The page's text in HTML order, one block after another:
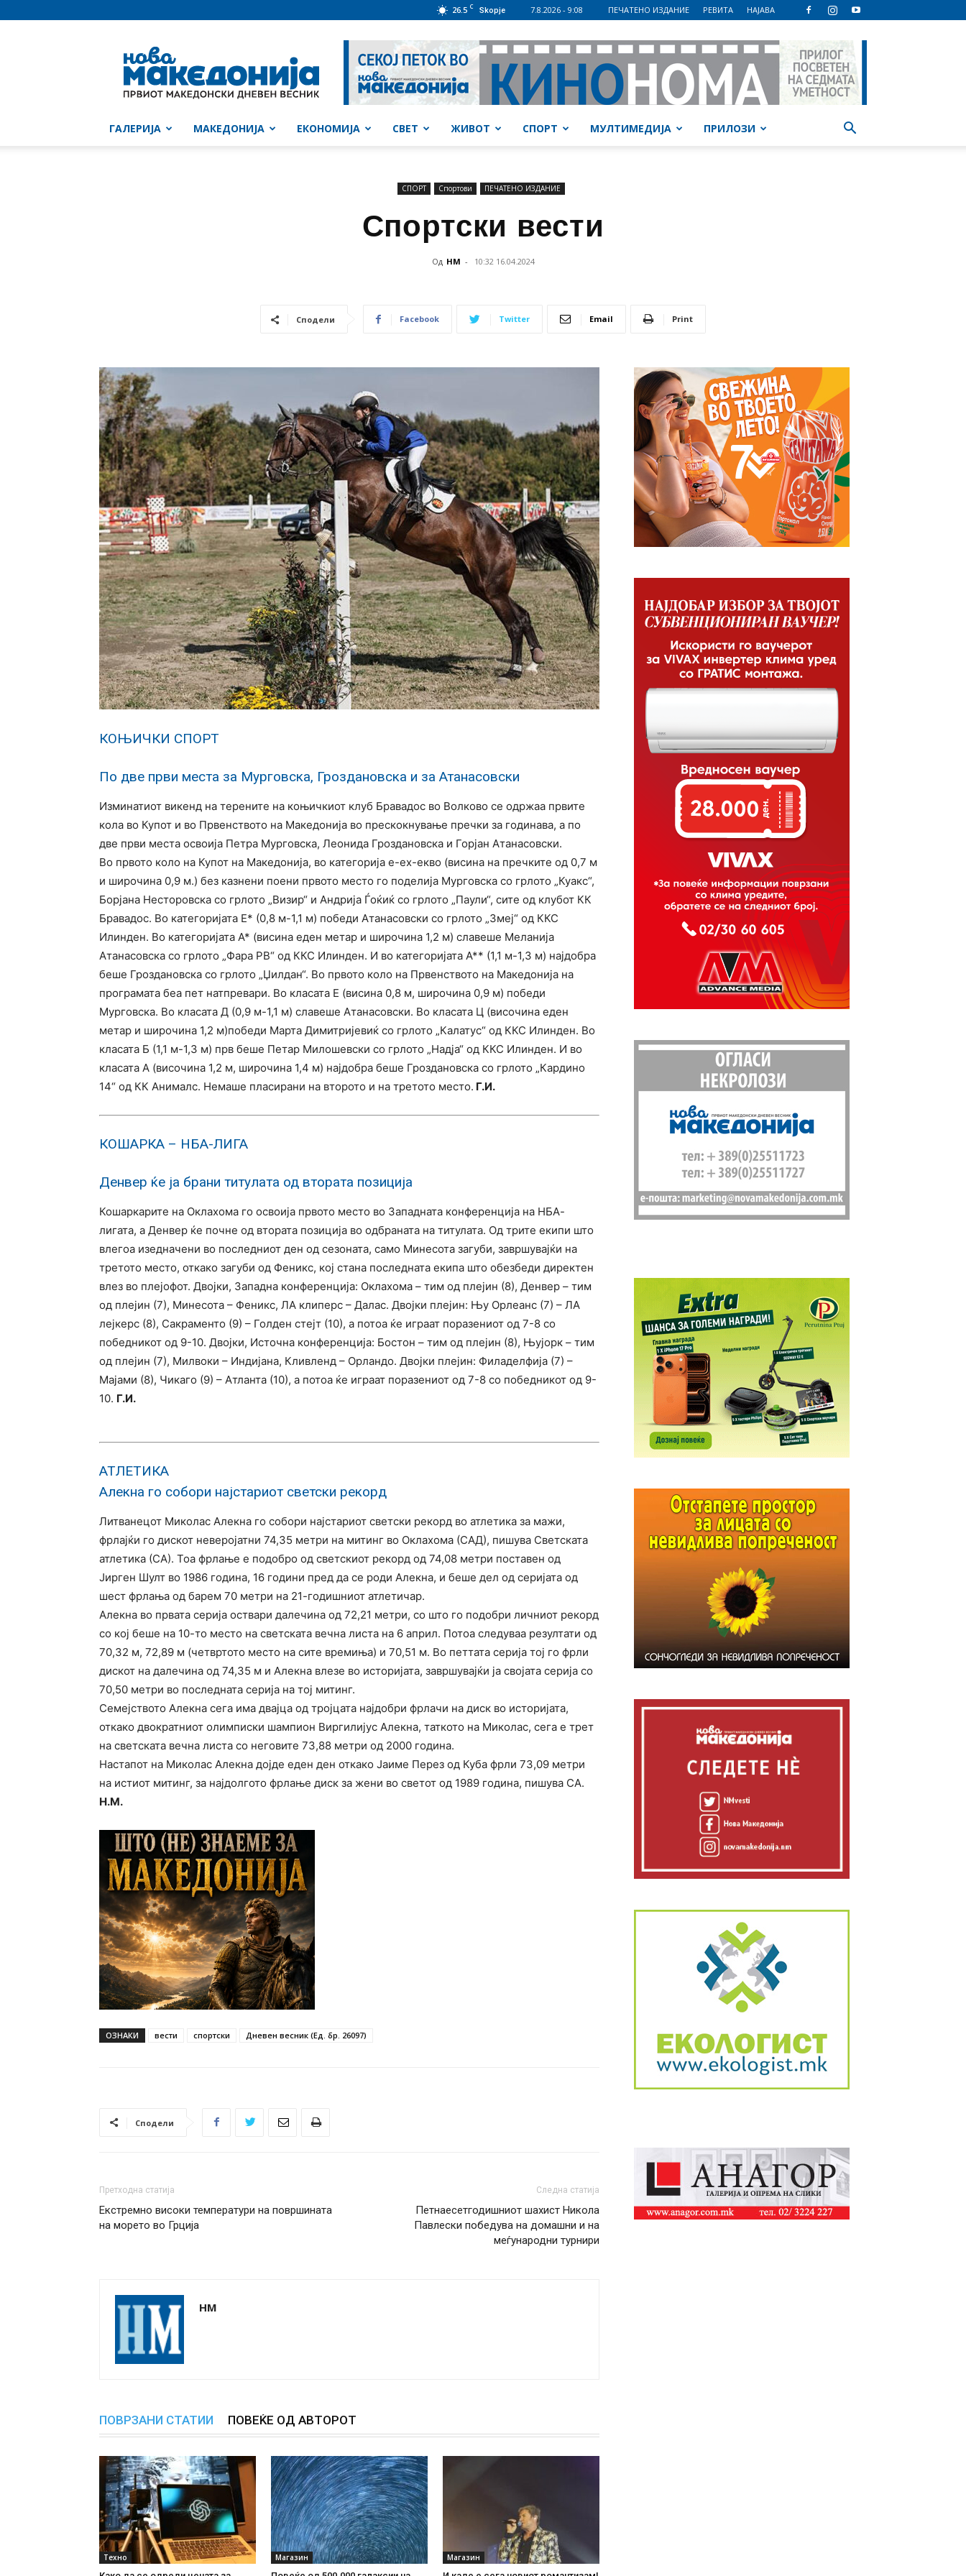
26.5 C Skopje 7.8.2026 - 9:08 ПЕЧАТЕНО ИЗДАНИЕ РЕВИТА НАЈАВА
Македонија
ГАЛЕРИЈА МАКЕДОНИЈА ЕКОНОМИЈА СВЕТ ЖИВОТ СПОРТ МУЛТИМЕДИЈА ПРИЛОЗИ
СПОРТ Спортови ПЕЧАТЕНО ИЗДАНИЕ
Спортски вести
Од НМ - 10:32 16.04.2024
Сподели Facebook Twitter Email Print
КОЊИЧКИ СПОРТ
По две први места за Мурговска, Гроздановска и за Атанасовски
Изминатиот викенд на терените на коњичкиот клуб Бравадос во Волково се одржаа првите
кола во Купот и во Првенството на Македонија во прескокнување пречки за годинава, а по
две први места освоија Петра Мурговска, Леонида Гроздановска и Горјан Атанасовски.
Во првото коло на Купот на Македонија, во категорија е-ех-екво (висина на пречките од 0,7 м
и широчина 0,9 м.) без казнени поени првото место го поделија Мурговска со грлото „Куакс“,
Борјана Несторовска со грлото „Визир“ и Андрија Ѓоќиќ со грлото „Паули“, сите од клубот КК
Бравадос. Во категоријата Е* (0,8 м-1,1 м) победи Атанасовски со грлото „Змеј“ од ККС
Илинден. Во категоријата А* (висина еден метар и широчина 1,2 м) славеше Меланија
Атанасовска со грлото „Фара РВ“ од ККС Илинден. И во категоријата А** (1,1 м-1,3 м) најдобра
беше Гроздановска со грлото „Џилдан“. Во првото коло на Првенството на Македонија на
програмата беа пет натпревари. Во класата Е (висина 0,8 м, широчина 0,9 м) победи
Мурговска. Во класата Д (0,9 м-1,1 м) славеше Атанасовски. Во класата Ц (височина еден
метар и широчина 1,2 м)победи Марта Димитријевиќ со грлото „Калатус“ од ККС Илинден. Во
класата Б (1,1 м-1,3 м) прв беше Петар Милошевски со грлото „Надја“ од ККС Илинден. И во
класата А (височина 1,2 м, широчина 1,4 м) најдобра беше Гроздановска со грлото „Кардино
14“ од КК Анималс. Немаше пласирани на второто и на третото место. Г.И.
КОШАРКА – НБА-ЛИГА
Денвер ќе ја брани титулата од втората позиција
Кошаркарите на Оклахома го освоија првото место во Западната конференција на НБА-
лигата, а Денвер ќе почне од втората позиција во одбраната на титулата. Од трите екипи што
влегоа изедначени во последниот ден од сезоната, само Минесота загуби, завршувајќи на
третото место, откако загуби од Феникс, кој стана последната екипа што обезбеди директен
влез во плејофот. Двојки, Западна конференција: Оклахома – тим од плејин (8), Денвер – тим
од плејин (7), Минесота – Феникс, ЛА клиперс – Далас. Двојки плејин: Њу Орлеанс (7) – ЛА
лејкерс (8), Сакраменто (9) – Голден стејт (10), а потоа ќе играат поразениот од 7-8 со
победникот од 9-10. Двојки, Источна конференција: Бостон – тим од плејин (8), Њујорк – тим
од плејин (7), Милвоки – Индијана, Кливленд – Орландо. Двојки плејин: Филаделфија (7) –
Мајами (8), Чикаго (9) – Атланта (10), а потоа ќе играат поразениот од 7-8 со победникот од 9-
10. Г.И.
АТЛЕТИКА
Алекна го собори најстариот светски рекорд
Литванецот Миколас Алекна го собори најстариот светски рекорд во атлетика за мажи,
фрлајќи го дискот неверојатни 74,35 метри на митинг во Оклахома (САД), пишува Светската
атлетика (СА). Тоа фрлање е подобро од светскиот рекорд од 74,08 метри поставен од
Јирген Шулт во 1986 година, 16 години пред да се роди Алекна, и беше дел од серијата од
шест фрлања од барем 70 метри на 21-годишниот атлетичар.
Алекна во првата серија оствари далечина од 72,21 метри, со што го подобри личниот рекорд
со кој беше на 10-то место на светската вечна листа на 6 април. Потоа следуваа резултати од
70,32 м, 72,89 м (четвртото место на сите времиња) и 70,51 м. Во петтата серија тој го фрли
дискот на далечина од 74,35 м и Алекна влезе во историјата, завршувајќи ја својата серија со
70,50 метри во последната серија на тој митинг.
Семејството Алекна сега има двајца од тројцата најдобри фрлачи на диск во историјата,
откако двократниот олимписки шампион Виргилијус Алекна, таткото на Миколас, сега е трет
на светската вечна листа со неговите 73,88 метри од 2000 година.
Настапот на Миколас Алекна дојде еден ден откако Јаиме Перез од Куба фрли 73,09 метри
на истиот митинг, за најдолгото фрлање диск за жени во светот од 1989 година, пишува СА.
Н.М.
ОЗНАКИ вести спортски Дневен весник (Ед. бр. 26097)
Сподели
Претходна статија
Екстремно високи температури на површината
на морето во Грција
Следна статија
Петнаесетгодишниот шахист Никола
Павлески победува на домашни и на
меѓународни турнири
НМ
ПОВРЗАНИ СТАТИИ ПОВЕЌЕ ОД АВТОРОТ
Техно Магазин Магазин